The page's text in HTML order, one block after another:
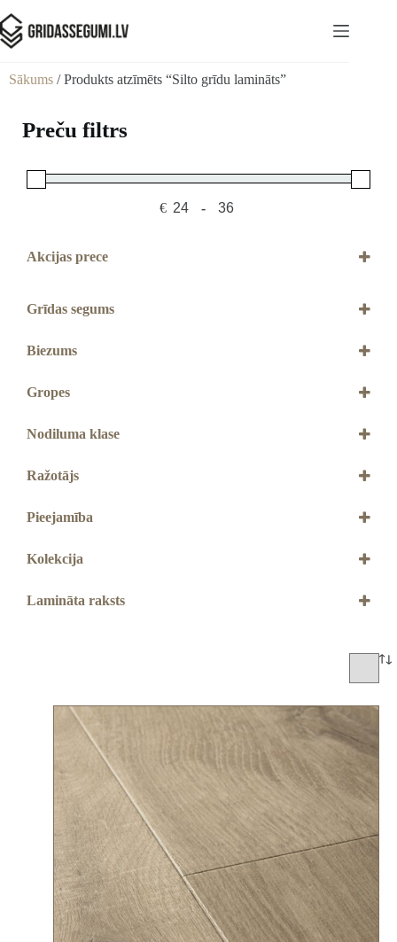
Sākums / Produkts atzīmēts “Silto grīdu lamināts”
Preču filtrs
€ Minimum Price
-
Maximum Price
Akcijas prece
Grīdas segums
Biezums
9 mm
Gropes
Nodiluma klase
Ražotājs
Pieejamība
Kolekcija
Impressive
Lamināta raksts